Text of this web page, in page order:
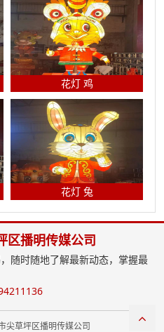
花灯 鸡
花灯 兔
区播明传媒公司
随时随地了解最新动态，掌握最
尖草坪区播明传媒公司